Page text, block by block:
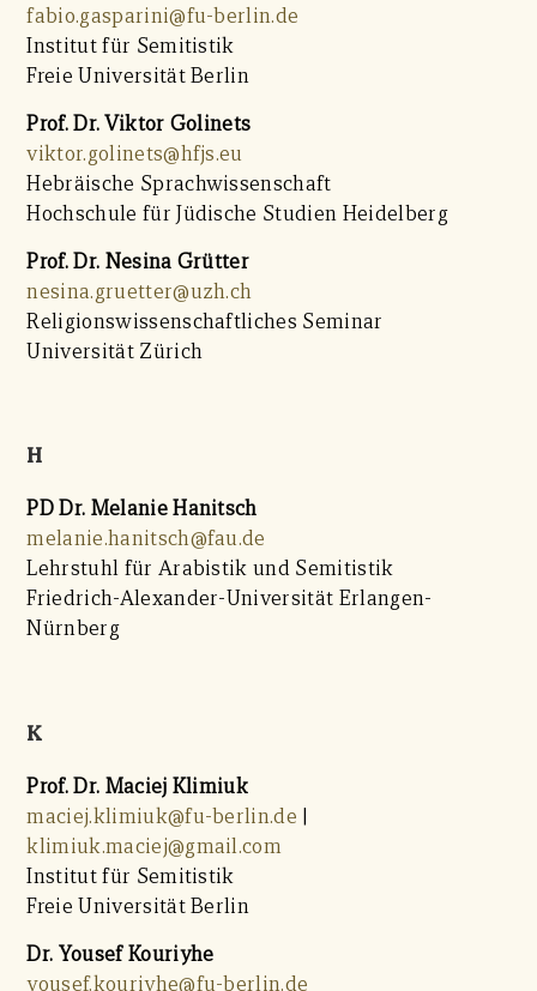
fabio.gasparini@fu-berlin.de
Institut für Semitistik
Freie Universität Berlin
Prof. Dr. Viktor Golinets
viktor.golinets@hfjs.eu
Hebräische Sprachwissenschaft
Hochschule für Jüdische Studien Heidelberg
Prof. Dr. Nesina Grütter
nesina.gruetter@uzh.ch
Religionswissenschaftliches Seminar
Universität Zürich
H
PD Dr. Melanie Hanitsch
melanie.hanitsch@fau.de
Lehrstuhl für Arabistik und Semitistik
Friedrich-Alexander-Universität Erlangen-
Nürnberg
K
Prof. Dr. Maciej Klimiuk
maciej.klimiuk@fu-berlin.de |
klimiuk.maciej@gmail.com
Institut für Semitistik
Freie Universität Berlin
Dr. Yousef Kouriyhe
yousef.kouriyhe@fu-berlin.de